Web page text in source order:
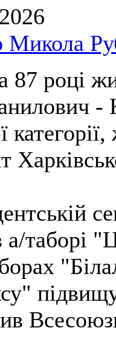
87 році
-
а/таборі